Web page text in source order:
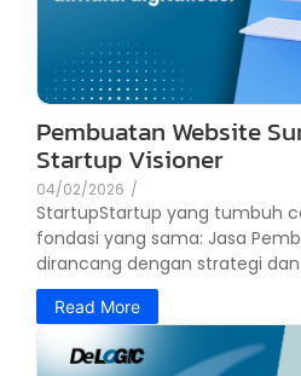
Pembuatan Website
Startup Visioner
04/02/2026 /
StartupStartup yang tumbuh
fondasi yang sama: Jasa
dirancang dengan strategi
Read More